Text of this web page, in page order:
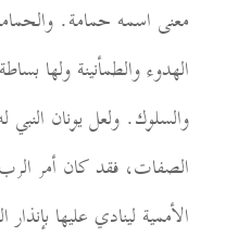
معنى اسمه حمامة.
الهدوء والطمأنينة ولها
والسلوك. ولعل يونان
الصفات، فقد كان أمر
الأممية لينادي عليها